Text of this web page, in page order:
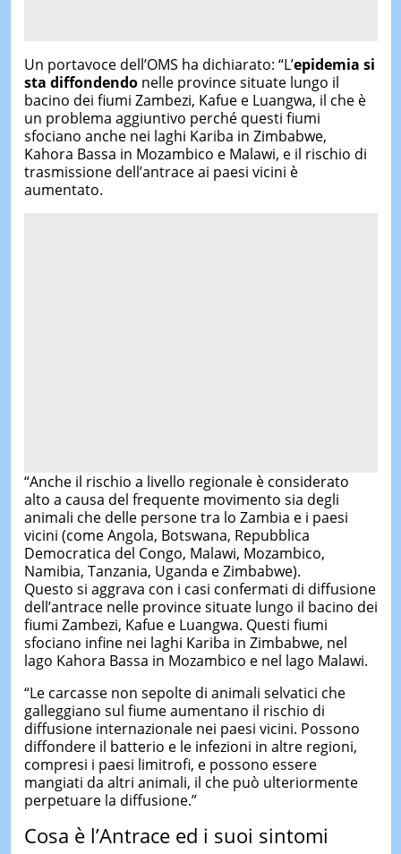
Un portavoce dell’OMS ha dichiarato: “L’epidemia si
sta diffondendonelle province situate lungo il
bacino dei fiumi Zambezi, Kafue e Luangwa, il che è
un problema aggiuntivo perché questi fiumi
sfociano anche nei laghi Kariba in Zimbabwe,
Kahora Bassa in Mozambico e Malawi, e il rischio di
trasmissione dell’antrace ai paesi vicini è
aumentato.
“Anche il rischio a livello regionale è considerato
alto a causa del frequente movimento sia degli
animali che delle persone tra lo Zambia e i paesi
vicini (come Angola, Botswana, Repubblica
Democratica del Congo, Malawi, Mozambico,
Namibia, Tanzania, Uganda e Zimbabwe).
Questo si aggrava con i casi confermati di diffusione
dell’antrace nelle province situate lungo il bacino dei
fiumi Zambezi, Kafue e Luangwa. Questi fiumi
sfociano infine nei laghi Kariba in Zimbabwe, nel
lago Kahora Bassa in Mozambico e nel lago Malawi.
“Le carcasse non sepolte di animali selvatici che
galleggiano sul fiume aumentano il rischio di
diffusione internazionale nei paesi vicini. Possono
diffondere il batterio e le infezioni in altre regioni,
compresi i paesi limitrofi, e possono essere
mangiati da altri animali, il che può ulteriormente
perpetuare la diffusione.”
Cosa è l’Antrace ed i suoi sintomi